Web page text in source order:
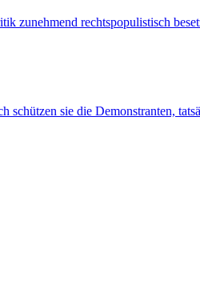
zunehmend rechtspopulistisch
sie die Demonstranten,